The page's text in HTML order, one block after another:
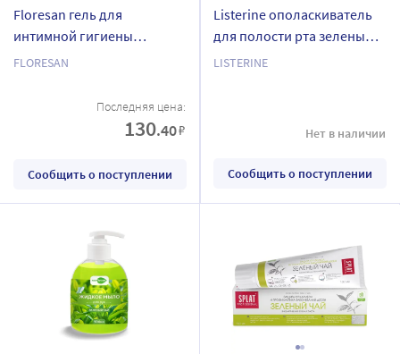
Floresan гель для
интимной гигиены
нежный зеленый чай 250
FLORESAN
Последняя цена:
130.40₽
Сообщить о поступлении
Listerine ополаскиватель
для полости рта зеленый
чай 250 мл
LISTERINE
Нет в наличии
Сообщить о поступлении